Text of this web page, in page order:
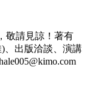
敬請見諒！著有
、出版洽談、演講